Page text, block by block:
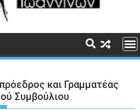
και Γραμματέας
Συμβούλιου